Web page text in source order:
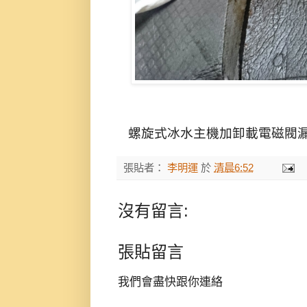
螺旋式冰水主機加卸載電磁閥
張貼者： 李明運 於 清晨6:52
沒有留言:
張貼留言
我們會盡快跟你連絡